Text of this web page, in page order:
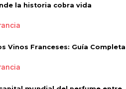
la historia cobra vida
Vinos Franceses: Guía